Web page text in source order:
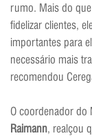
rumo. Mais do
fidelizar clientes,
importantes para
necessário mais
recomendou
O coordenador do
Raimann, realçou